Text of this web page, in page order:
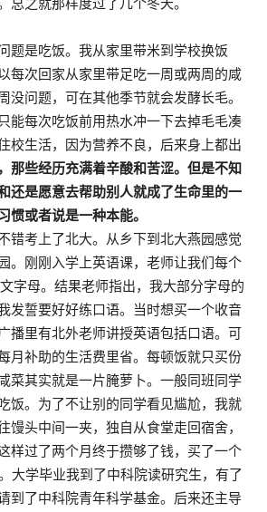
题是吃饭。我从家里带米到学校换饭
每次回家从家里带足吃一周或两周的咸
没问题，可在其他季节就会发酵长毛。
能每次吃饭前用热水冲一下去掉毛毛凑
校生活，因为营养不良，后来身上都出
那些经历充满着辛酸和苦涩。但是不知
还是愿意去帮助别人就成了生命里的一
惯或者说是一种本能。
错考上了北大。从乡下到北大燕园感觉
。刚刚入学上英语课，老师让我们每个
字母。结果老师指出，我大部分字母的
发誓要好好练口语。当时想买一个收音
播里有北外老师讲授英语包括口语。可
月补助的生活费里省。每顿饭就只买份
菜其实就是一片腌萝卜。一般同班同学
饭。为了不让别的同学看见尴尬，我就
馒头中间一夹，独自从食堂走回宿舍，
样过了两个月终于攒够了钱，买了一个
大学毕业我到了中科院读研究生，有了
到了中科院青年科学基金。后来还主导